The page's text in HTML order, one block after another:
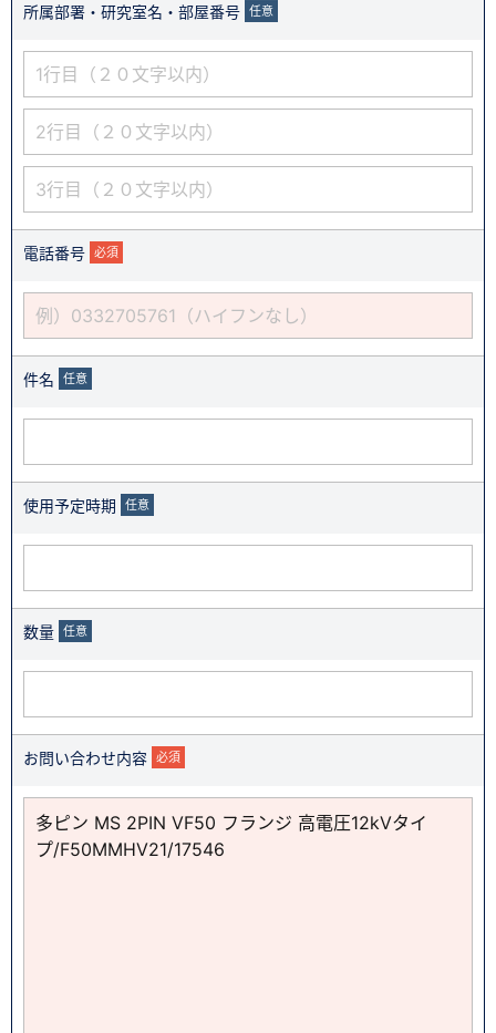
所属部署・研究室名・部屋番号 任意
電話番号 必須
件名 任意
使用予定時期 任意
数量 任意
お問い合わせ内容 必須